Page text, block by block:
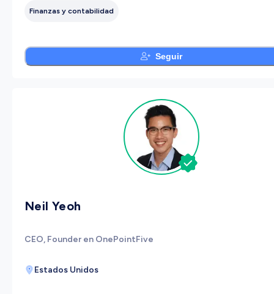
Finanzas y contabilidad
Seguir
Neil Yeoh
CEO, Founder en OnePointFive
Estados Unidos